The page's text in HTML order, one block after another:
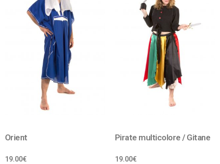
Orient
19.00€
Pirate multicolore / Gitane
19.00€